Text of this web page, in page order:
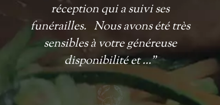
réception qui a suivi ses
funérailles. Nous avons été très
sensibles à votre généreuse
disponibilité et ...”